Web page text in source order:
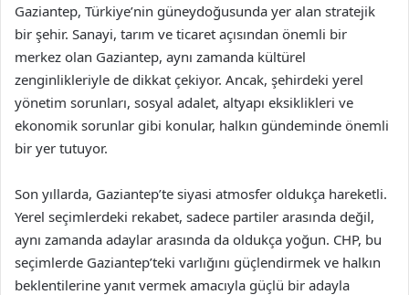
Gaziantep, Türkiye’nin güneydoğusunda yer alan stratejik
bir şehir. Sanayi, tarım ve ticaret açısından önemli bir
merkez olan Gaziantep, aynı zamanda kültürel
zenginlikleriyle de dikkat çekiyor. Ancak, şehirdeki yerel
yönetim sorunları, sosyal adalet, altyapı eksiklikleri ve
ekonomik sorunlar gibi konular, halkın gündeminde önemli
bir yer tutuyor.
Son yıllarda, Gaziantep’te siyasi atmosfer oldukça hareketli.
Yerel seçimlerdeki rekabet, sadece partiler arasında değil,
aynı zamanda adaylar arasında da oldukça yoğun. CHP, bu
seçimlerde Gaziantep’teki varlığını güçlendirmek ve halkın
beklentilerine yanıt vermek amacıyla güçlü bir adayla